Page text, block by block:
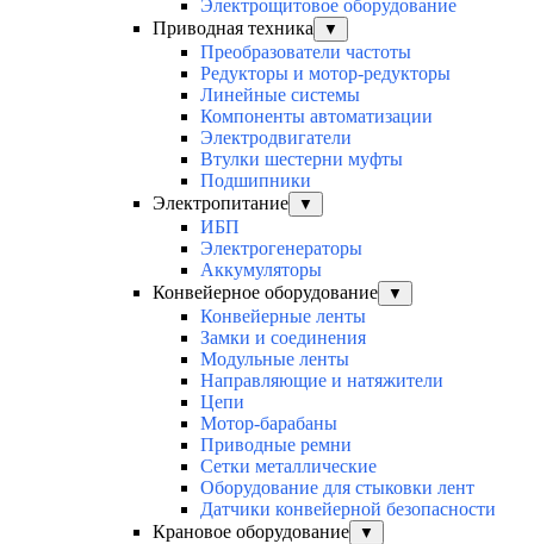
Электрощитовое оборудование
Приводная техника
▼
Преобразователи частоты
Редукторы и мотор-редукторы
Линейные системы
Компоненты автоматизации
Электродвигатели
Втулки шестерни муфты
Подшипники
Электропитание
▼
ИБП
Электрогенераторы
Аккумуляторы
Конвейерное оборудование
▼
Конвейерные ленты
Замки и соединения
Модульные ленты
Направляющие и натяжители
Цепи
Мотор-барабаны
Приводные ремни
Сетки металлические
Оборудование для стыковки лент
Датчики конвейерной безопасности
Крановое оборудование
▼